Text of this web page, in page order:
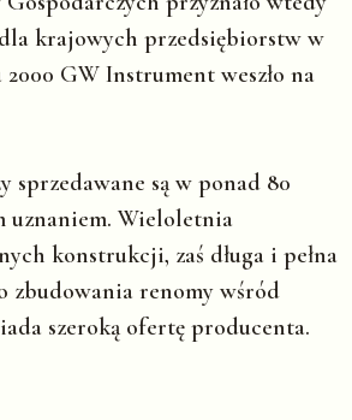
krajowych przedsiębiorstw w
GW Instrument weszło na
sprzedawane są w ponad 80
uznaniem. Wieloletnia
konstrukcji, zaś długa i pełna
zbudowania renomy wśród
szeroką ofertę producenta.